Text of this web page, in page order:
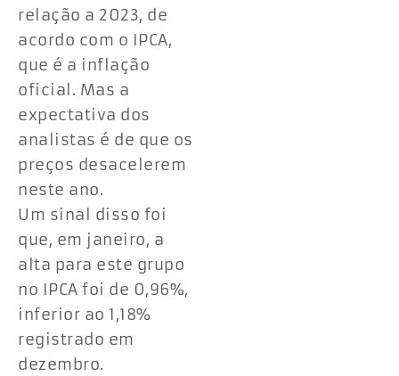
relação a 2023, de
acordo com o IPCA,
que é a inflação
oficial. Mas a
expectativa dos
analistas é de que os
preços desacelerem
neste ano.
Um sinal disso foi
que, em janeiro, a
alta para este grupo
no IPCA foi de 0,96%,
inferior ao 1,18%
registrado em
dezembro.